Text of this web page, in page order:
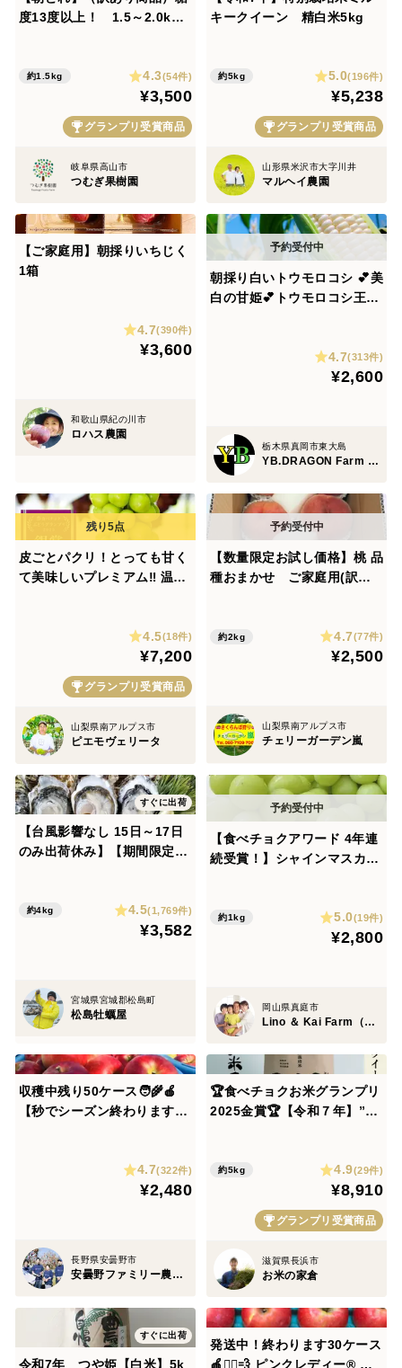
度13度以上！ 1.5～2.0kg
賞受賞🏆
約1.5kg 4.3(54件)
¥3,500
グランプリ受賞商品
岐阜県高山市
つむぎ果樹園
キークイーン 精白米5kg
約5kg 5.0(196件)
¥5,238
グランプリ受賞商品
山形県米沢市大字川井
マルヘイ農園
【ご家庭用】朝採りいちじく
1箱
4.7(390件)
¥3,600
和歌山県紀の川市
ロハス農園
朝採り白いトウモロコシ 💕美
白の甘姫💕トウモロコシ王子
食べれる甘いとうもろこし🌽
先着順！売り切れ次第終了‼️
4.7(313件)
¥2,600
栃木県真岡市東大島
YB.DRAGON Farm 『🌽トウモロコシ王子👑』
皮ごとパクリ！とっても甘く
て美味しいプレミアム‼ 温室
贈り物用に【夏ギフト】【贈
4.5(18件)
¥7,200
グランプリ受賞商品
山梨県南アルプス市
ピエモヴェリータ
【数量限定お試し価格】桃 品
種おまかせ ご家庭用(訳あ
約2kg 4.7(77件)
¥2,500
山梨県南アルプス市
チェリーガーデン嵐
すぐに出荷
【台風影響なし 15日～17日
のみ出荷休み】【期間限定1
粒）牡蛎 殻付き牡蛎 kaki カ
キ 松島牡蠣屋 BBQに最適🔥
約4kg 4.5(1,769件)
¥3,582
宮城県宮城郡松島町
松島牡蠣屋
【食べチョクアワード 4年連
続受賞！】シャインマスカッ
産
約1kg 5.0(19件)
¥2,800
岡山県真庭市
Lino ＆ Kai Farm（リノ アンド カイファーム）
収穫中残り50ケース🧑‍🌾🍎
【秒でシーズン終わります】
州 安曇野 リンゴ 幻 幻のリン
4.7(322件)
¥2,480
長野県安曇野市
安曇野ファミリー農産 果物部門4年連続1位&殿堂入り&りんごグランプリ2025最高金賞1位 信州りんご 幻のりんご
🏆食べチョクお米グランプリ
2025金賞🏆【令和７年】”農
５kg（玄米）
約5kg 4.9(29件)
¥8,910
グランプリ受賞商品
滋賀県長浜市
お米の家倉
すぐに出荷
令和7年 つや姫【白米】5k
発送中！終わります30ケース
🍎🏃‍♀️💨 ピンクレディー®︎ 家